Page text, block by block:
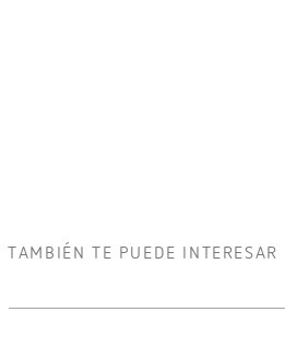
TAMBIÉN TE PUEDE INTERESAR